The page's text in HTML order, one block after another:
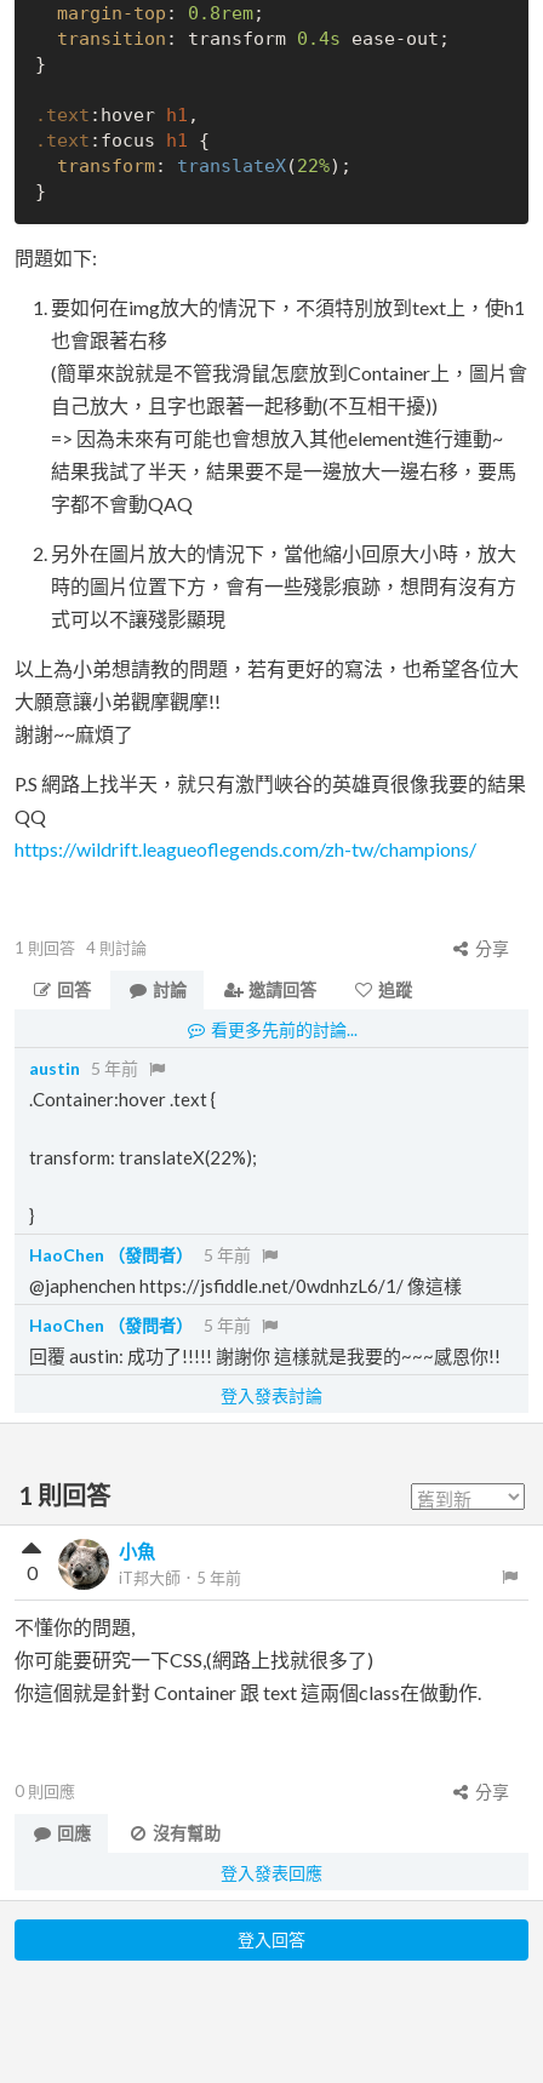
margin-top : 0.8rem;
transition : transform 0.4s ease-out;
}
.text :hover h1
.text :focus h1
{
transform: translateX(22%);
問題如下:
要如何在img放大的情況下，不須特別放到text上，使h1
也會跟著右移
(簡單來說就是不管我滑鼠怎麼放到Container上，圖片會
自己放大，且字也跟著一起移動(不互相干擾))
=> 因為未來有可能也會想放入其他element進行連動~
結果我試了半天，結果要不是一邊放大一邊右移，要馬
字都不會動QAQ
另外在圖片放大的情況下，當他縮小回原大小時，放大
時的圖片位置下方，會有一些殘影痕跡，想問有沒有方
式可以不讓殘影顯現
以上為小弟想請教的問題，若有更好的寫法，也希望各位大
大願意讓小弟觀摩觀摩!!
謝謝~~麻煩了
P.S 網路上找半天，就只有激鬥峽谷的英雄頁很像我要的結果
QQ
https://wildrift.leagueoflegends.com/zh-tw/champions/
1 則回答 4 則討論
分享
回答
討論 邀請回答
追蹤
看更多先前的討論...
austin
5 年前
.Container:hover .text {
transform: translateX(22%);
}
HaoChen （發問者） 5 年前
@japhenchen https://jsfiddle.net/0wdnhzL6/1/ 像這樣
HaoChen （發問者） 5 年前
回覆 austin: 成功了!!!!! 謝謝你 這樣就是我要的~~~感恩你!!
登入發表討論
1 則回答
小魚
iT邦大師 ． 5 年前
0
不懂你的問題,
你可能要研究一下CSS,(網路上找就很多了)
你這個就是針對 Container 跟 text 這兩個class在做動作.
0 則回應
分享
回應
沒有幫助
登入發表回應
登入回答